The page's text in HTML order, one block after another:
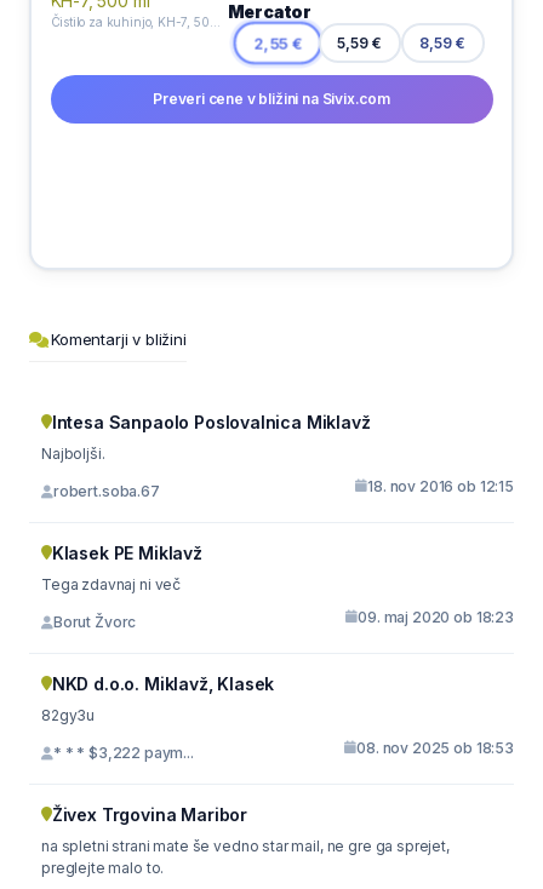
Mercator
2,55 € 5,59 € 8,59 €
Preveri cene v bližini na Sivix.com
Komentarji v bližini
Intesa Sanpaolo Poslovalnica Miklavž
Najboljši.
robert.soba.67 18. nov 2016 ob 12:15
Klasek PE Miklavž
Tega zdavnaj ni več
Borut Žvorc 09. maj 2020 ob 18:23
NKD d.o.o. Miklavž, Klasek
82gy3u
* * * $3,222 paym... 08. nov 2025 ob 18:53
Živex Trgovina Maribor
na spletni strani mate še vedno star mail, ne gre ga sprejet,
preglejte malo to.